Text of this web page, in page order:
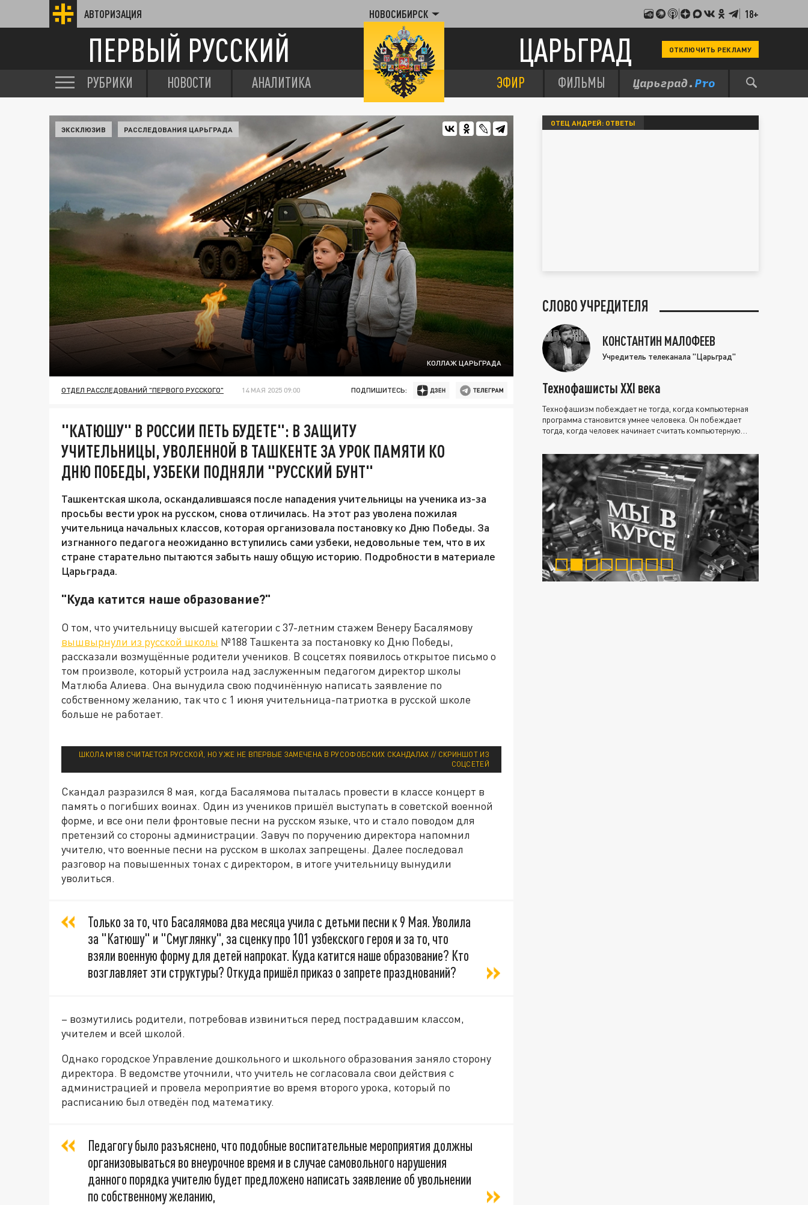
АВТОРИЗАЦИЯ НОВОСИБИРСК 18+
ПЕРВЫЙ РУССКИЙ ЦАРЬГРАД ОТКЛЮЧИТЬ РЕКЛАМУ
РУБРИКИ НОВОСТИ АНАЛИТИКА ЭФИР ФИЛЬМЫ
КОЛЛАЖ ЦАРЬГРАДА
ЭКСКЛЮЗИВ РАССЛЕДОВАНИЯ ЦАРЬГРАДА
ОТДЕЛ РАССЛЕДОВАНИЙ "ПЕРВОГО РУССКОГО" 14 МАЯ 2025 09:00 ПОДПИШИТЕСЬ:
"КАТЮШУ" В РОССИИ ПЕТЬ БУДЕТЕ": В ЗАЩИТУ
УЧИТЕЛЬНИЦЫ, УВОЛЕННОЙ В ТАШКЕНТЕ ЗА УРОК ПАМЯТИ КО
ДНЮ ПОБЕДЫ, УЗБЕКИ ПОДНЯЛИ "РУССКИЙ БУНТ"
Ташкентская школа, оскандалившаяся после нападения учительницы на ученика из-за
просьбы вести урок на русском, снова отличилась. На этот раз уволена пожилая
учительница начальных классов, которая организовала постановку ко Дню Победы. За
изгнанного педагога неожиданно вступились сами узбеки, недовольные тем, что в их
стране старательно пытаются забыть нашу общую историю. Подробности в материале
Царьграда.
"Куда катится наше образование?"
О том, что учительницу высшей категории с 37-летним стажем Венеру Басалямову
вышвырнули из русской школы №188 Ташкента за постановку ко Дню Победы,
рассказали возмущённые родители учеников. В соцсетях появилось открытое письмо о
том произволе, который устроила над заслуженным педагогом директор школы
Матлюба Алиева. Она вынудила свою подчинённую написать заявление по
собственному желанию, так что с 1 июня учительница-патриотка в русской школе
больше не работает.
ШКОЛА №188 СЧИТАЕТСЯ РУССКОЙ, НО УЖЕ НЕ ВПЕРВЫЕ ЗАМЕЧЕНА В РУСОФОБСКИХ СКАНДАЛАХ // СКРИНШОТ ИЗ
СОЦСЕТЕЙ
Скандал разразился 8 мая, когда Басалямова пыталась провести в классе концерт в
память о погибших воинах. Один из учеников пришёл выступать в советской военной
форме, и все они пели фронтовые песни на русском языке, что и стало поводом для
претензий со стороны администрации. Завуч по поручению директора напомнил
учителю, что военные песни на русском в школах запрещены. Далее последовал
разговор на повышенных тонах с директором, в итоге учительницу вынудили
уволиться.
Только за то, что Басалямова два месяца учила с детьми песни к 9 Мая. Уволила
за "Катюшу" и "Смуглянку", за сценку про 101 узбекского героя и за то, что
взяли военную форму для детей напрокат. Куда катится наше образование? Кто
возглавляет эти структуры? Откуда пришёл приказ о запрете празднований?
– возмутились родители, потребовав извиниться перед пострадавшим классом,
учителем и всей школой.
Однако городское Управление дошкольного и школьного образования заняло сторону
директора. В ведомстве уточнили, что учитель не согласовала свои действия с
администрацией и провела мероприятие во время второго урока, который по
расписанию был отведён под математику.
Педагогу было разъяснено, что подобные воспитательные мероприятия должны
организовываться во внеурочное время и в случае самовольного нарушения
данного порядка учителю будет предложено написать заявление об увольнении
по собственному желанию,
ОТЕЦ АНДРЕЙ: ОТВЕТЫ
СЛОВО УЧРЕДИТЕЛЯ
КОНСТАНТИН МАЛОФЕЕВ
Учредитель телеканала "Царьград"
Технофашисты XXI века
Технофашизм побеждает не тогда, когда компьютерная
программа становится умнее человека. Он побеждает
тогда, когда человек начинает считать компьютерную